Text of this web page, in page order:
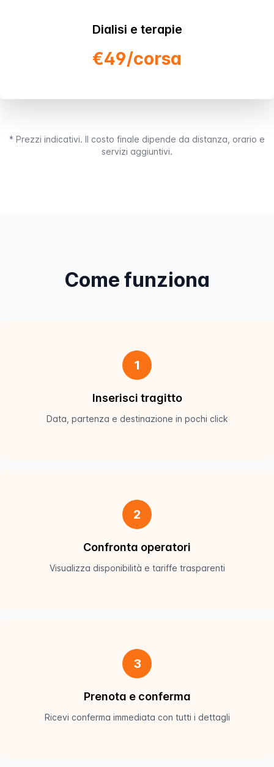
Dialisi e terapie
€49/corsa
* Prezzi indicativi. Il costo finale dipende da distanza, orario e
servizi aggiuntivi.
Come funziona
1
Inserisci tragitto
Data, partenza e destinazione in pochi click
2
Confronta operatori
Visualizza disponibilità e tariffe trasparenti
3
Prenota e conferma
Ricevi conferma immediata con tutti i dettagli